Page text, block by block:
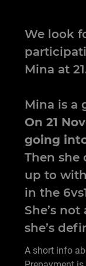
We look
Mina at
Mina is a
On 21
going
Then she
up to
in the
She’s
she’s
A short info